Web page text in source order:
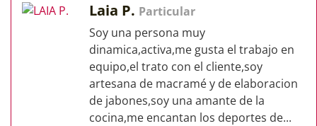
Laia P. Particular
Soy una persona muy
dinamica,activa,me gusta el trabajo en
equipo,el trato con el cliente,soy
artesana de macramé y de elaboracion
de jabones,soy una amante de la
cocina,me encantan los deportes de...